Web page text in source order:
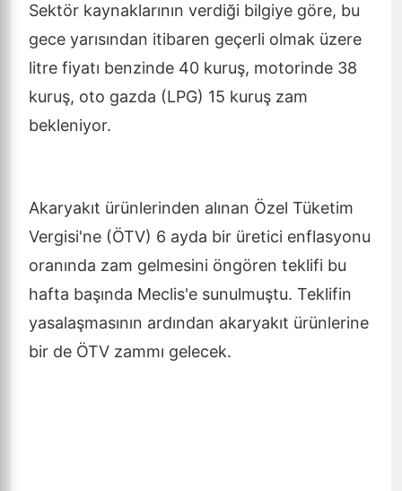
Sektör kaynaklarının verdiği bilgiye göre, bu
gece yarısından itibaren geçerli olmak üzere
litre fiyatı benzinde 40 kuruş, motorinde 38
kuruş, oto gazda (LPG) 15 kuruş zam
bekleniyor.
Akaryakıt ürünlerinden alınan Özel Tüketim
Vergisi'ne (ÖTV) 6 ayda bir üretici enflasyonu
oranında zam gelmesini öngören teklifi bu
hafta başında Meclis'e sunulmuştu. Teklifin
yasalaşmasının ardından akaryakıt ürünlerine
bir de ÖTV zammı gelecek.